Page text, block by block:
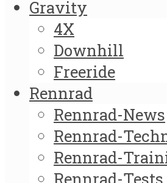
Gravity
4X
Downhill
Freeride
Rennrad
Rennrad-News
Rennrad-
Rennrad-
Rennrad-Tests